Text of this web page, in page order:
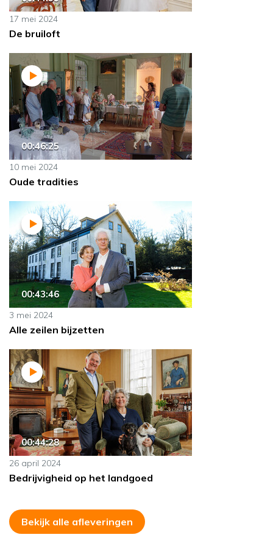
17 mei 2024
De bruiloft
00:46:25
10 mei 2024
Oude tradities
00:43:46
3 mei 2024
Alle zeilen bijzetten
00:44:28
26 april 2024
Bedrijvigheid op het landgoed
Bekijk alle afleveringen